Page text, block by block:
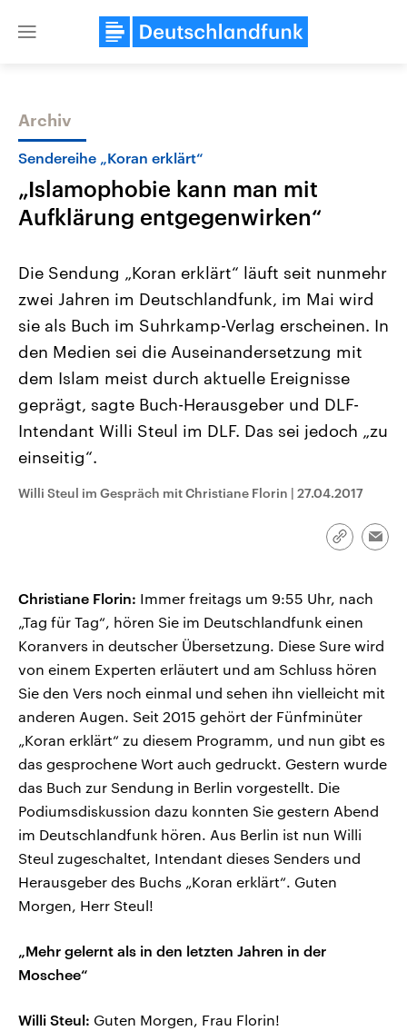
Close
Themen
Landtagswahl Sachsen-Anhalt
2026
Alle Informationen
Sachsen-Anhalt wählt am 6.
September 2026 einen neuen
Landtag. Seit 2021 wird das
Bundesland von einer Koalition aus
CDU, SPD und FDP regiert.-
Umfragen, Prognosen,
und Hintergründe zu den Parteien
Wahl.
USA
Aktuelle Beiträge,
Hintergründe
Wirtschaftlich und
gehören die Vereinigten
den mächtigsten Ländern
mit großem Einfluss auf
aktuelle Weltgeschehen.
Sendungen
Archiv
Sendereihe „Koran erklärt“
„Islamophobie kann man mit
Aufklärung entgegenwirken“
Die Sendung „Koran erklärt“ läuft seit nunmehr
zwei Jahren im Deutschlandfunk, im Mai wird
sie als Buch im Suhrkamp-Verlag erscheinen. In
den Medien sei die Auseinandersetzung mit
dem Islam meist durch aktuelle Ereignisse
geprägt, sagte Buch-Herausgeber und DLF-
Intendant Willi Steul im DLF. Das sei jedoch „zu
einseitig“.
Willi Steul im Gespräch mit Christiane Florin | 27.04.2017
Link
Christiane Florin: Immer freitags um 9:55 Uhr, nach
„Tag für Tag“, hören Sie im Deutschlandfunk einen
Koranvers in deutscher Übersetzung. Diese Sure wird
von einem Experten erläutert und am Schluss hören
Sie den Vers noch einmal und sehen ihn vielleicht mit
anderen Augen. Seit 2015 gehört der Fünfminüter
„Koran erklärt“ zu diesem Programm, und nun gibt es
das gesprochene Wort auch gedruckt. Gestern wurde
das Buch zur Sendung in Berlin vorgestellt. Die
Podiumsdiskussion dazu konnten Sie gestern Abend
im Deutschlandfunk hören. Aus Berlin ist nun Willi
Steul zugeschaltet, Intendant dieses Senders und
Herausgeber des Buchs „Koran erklärt“. Guten
Morgen, Herr Steul!
„Mehr gelernt als in den letzten Jahren in der
Moschee“
Willi Steul: Guten Morgen, Frau Florin!